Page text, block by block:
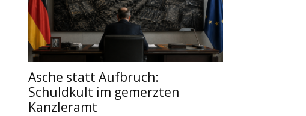
Asche statt Aufbruch:
Schuldkult im gemerzten
Kanzleramt